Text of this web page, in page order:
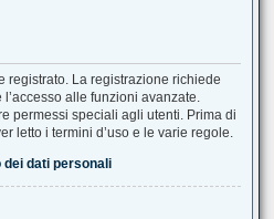
registrato. La registrazione richiede
alle funzioni avanzate.
permessi speciali agli utenti. Prima di
letto i termini d’uso e le varie regole.
dei dati personali